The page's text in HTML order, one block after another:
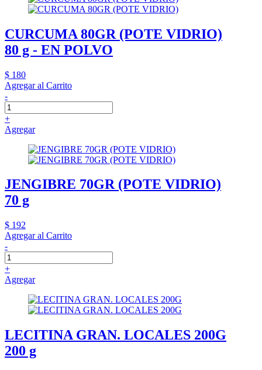
CURCUMA 80GR (POTE VIDRIO)
80 g - EN POLVO
$ 180
Agregar al Carrito
-
+
Agregar
JENGIBRE 70GR (POTE VIDRIO)
70 g
$ 192
Agregar al Carrito
-
+
Agregar
LECITINA GRAN. LOCALES 200G
200 g